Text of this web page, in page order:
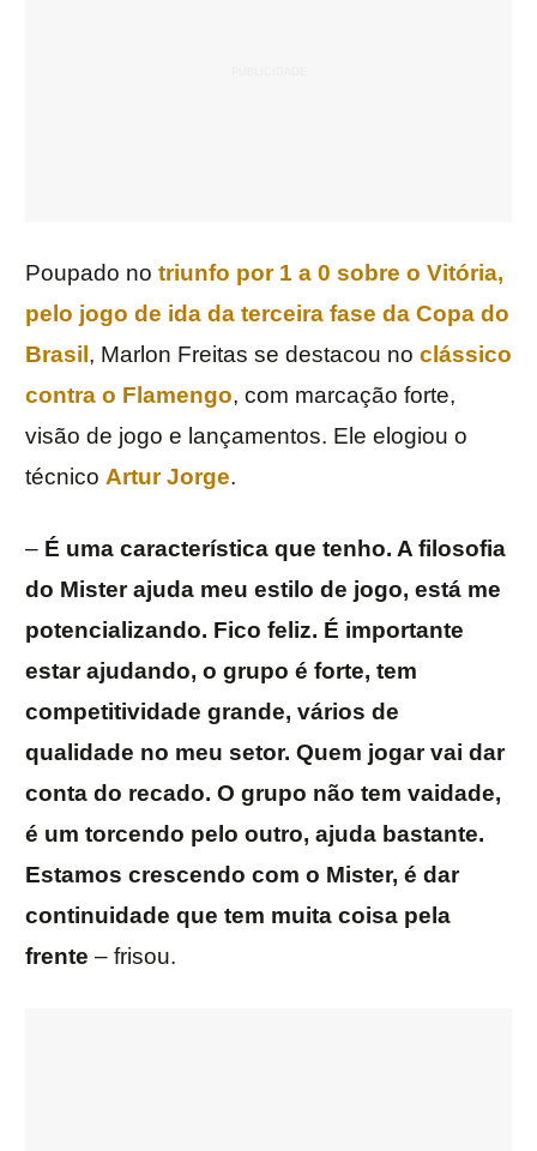
Poupado no triunfo por 1 a 0 sobre o Vitória,
pelo jogo de ida da terceira fase da Copa do
Brasil , Marlon Freitas se destacou no clássico
contra o Flamengo, com marcação forte,
visão de jogo e lançamentos. Ele elogiou o
técnico Artur Jorge.
– É uma característica que tenho. A filosofia
do Mister ajuda meu estilo de jogo, está me
potencializando. Fico feliz. É importante
estar ajudando, o grupo é forte, tem
competitividade grande, vários de
qualidade no meu setor. Quem jogar vai dar
conta do recado. O grupo não tem vaidade,
é um torcendo pelo outro, ajuda bastante.
Estamos crescendo com o Mister, é dar
continuidade que tem muita coisa pela
frente – frisou.